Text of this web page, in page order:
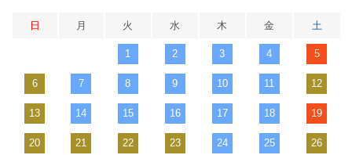
日 月 火 水 木 金 土
1 2 3 4 5
6 7 8 9 10 11 12
13 14 15 16 17 18 19
20 21 22 23 24 25 26